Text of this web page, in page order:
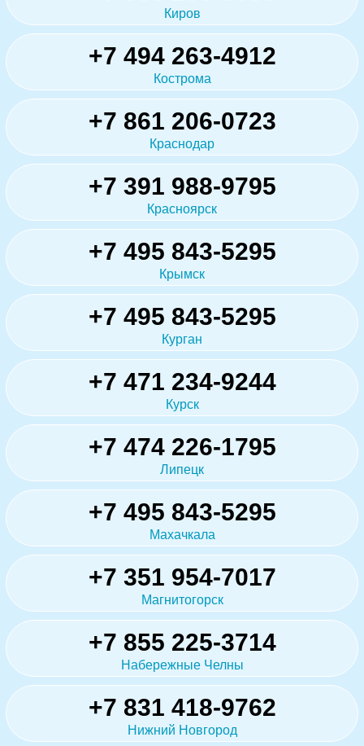
Киров
+7 494 263-4912
Кострома
+7 861 206-0723
Краснодар
+7 391 988-9795
Красноярск
+7 495 843-5295
Крымск
+7 495 843-5295
Курган
+7 471 234-9244
Курск
+7 474 226-1795
Липецк
+7 495 843-5295
Махачкала
+7 351 954-7017
Магнитогорск
+7 855 225-3714
Набережные Челны
+7 831 418-9762
Нижний Новгород